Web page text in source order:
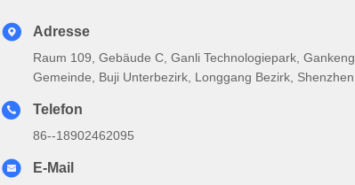
Adresse
Raum 109, Gebäude C, Ganli Technologiepark, Gankeng
Gemeinde, Buji Unterbezirk, Longgang Bezirk, Shenzhen.
Telefon
86--18902462095
E-Mail